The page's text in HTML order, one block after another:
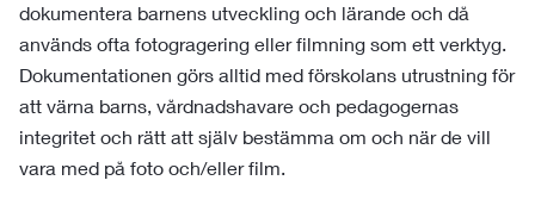
dokumentera barnens utveckling och lärande och då
används ofta fotogragering eller filmning som ett verktyg.
Dokumentationen görs alltid med förskolans utrustning för
att värna barns, vårdnadshavare och pedagogernas
integritet och rätt att själv bestämma om och när de vill
vara med på foto och/eller film.